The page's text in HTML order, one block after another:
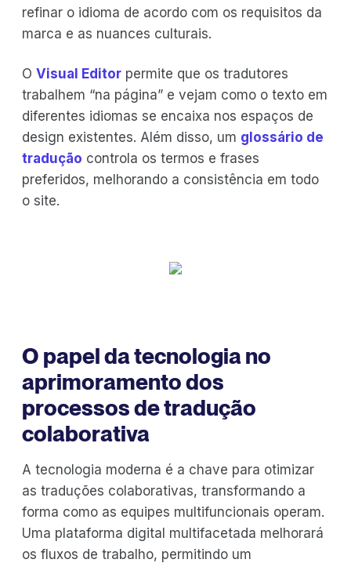
refinar o idioma de acordo com os requisitos da
marca e as nuances culturais.
O Visual Editor permite que os tradutores
trabalhem “na página” e vejam como o texto em
diferentes idiomas se encaixa nos espaços de
design existentes. Além disso, um glossário de
tradução controla os termos e frases
preferidos, melhorando a consistência em todo
o site.
O papel da tecnologia no
aprimoramento dos
processos de tradução
colaborativa
A tecnologia moderna é a chave para otimizar
as traduções colaborativas, transformando a
forma como as equipes multifuncionais operam.
Uma plataforma digital multifacetada melhorará
os fluxos de trabalho, permitindo um